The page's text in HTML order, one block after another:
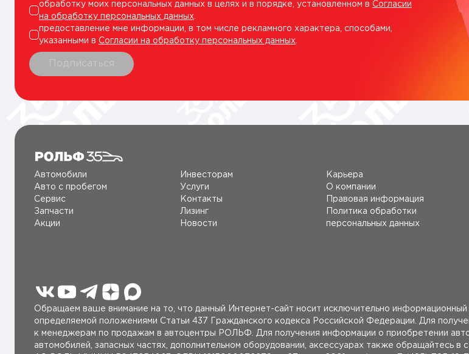
обработку моих персональных данных в целях и в порядке, установленном в Согласии
на обработку персональных данных
предоставление мне информации, в том числе рекламного характера, способами,
указанными в Согласии на обработку персональных данных
Подписаться
Автомобили
Авто c пробегом
Сервис
Запчасти
Акции
Инвесторам
Услуги
Контакты
Лизинг
Новости
Карьера
О компании
Правовая информация
Политика обработки
персональных данных
Обращаем ваше внимание на то, что данный Интернет-сайт носит исключительно информационный
определяемой положениями Статьи 437 Гражданского кодекса Российской Федерации. Для
к менеджерам по продажам в автоцентры РОЛЬФ. Для получения информации о приобретении
автомобилей, запасных частях, дополнительном оборудовании, аксессуарах также обращайтесь